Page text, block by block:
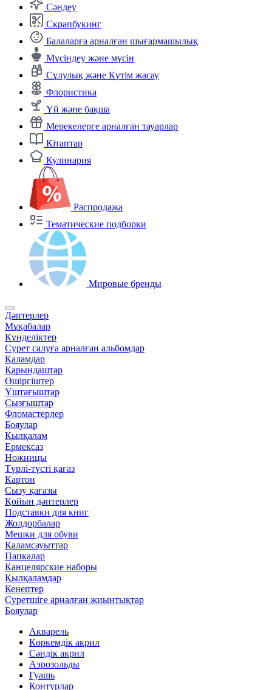
Сәндеу
Скрапбукинг
Балаларға арналған шығармашылық
Мүсіндеу және мүсін
Сұлулық және Күтім жасау
Флористика
Үй және бақша
Мерекелерге арналған тауарлар
Кітаптар
Кулинария
Распродажа
Тематические подборки
Мировые бренды
Дәптерлер
Мұқабалар
Күнделіктер
Сурет салуға арналған альбомдар
Қаламдар
Қарындаштар
Өшіргіштер
Ұштағыштар
Сызғыштар
Фломастерлер
Бояулар
Қылқалам
Ермексаз
Ножницы
Түрлі-түсті қағаз
Картон
Сызу қағазы
Қойын дәптерлер
Подставки для книг
Жолдорбалар
Мешки для обуви
Қаламсауыттар
Папкалар
Канцелярские наборы
Қылқаламдар
Кенептер
Суретшіге арналған жиынтықтар
Бояулар
Акварель
Көркемдік акрил
Сәндік акрил
Аэрозольды
Гуашь
Контурлар